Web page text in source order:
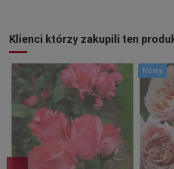
Klienci którzy zakupili ten
Nowy